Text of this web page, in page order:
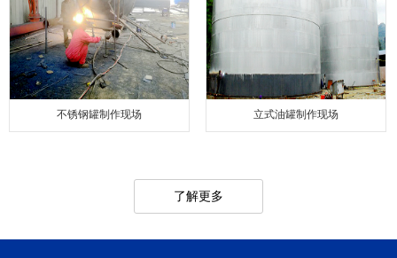
不锈钢罐制作现场 立式油罐制作现场
了解更多